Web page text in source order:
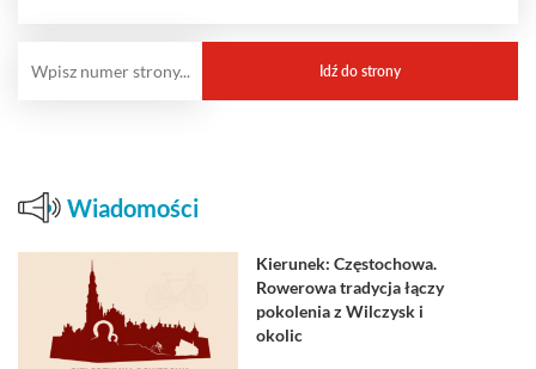
Wiadomości
Kierunek: Częstochowa.
Rowerowa tradycja łączy
pokolenia z Wilczysk i
okolic